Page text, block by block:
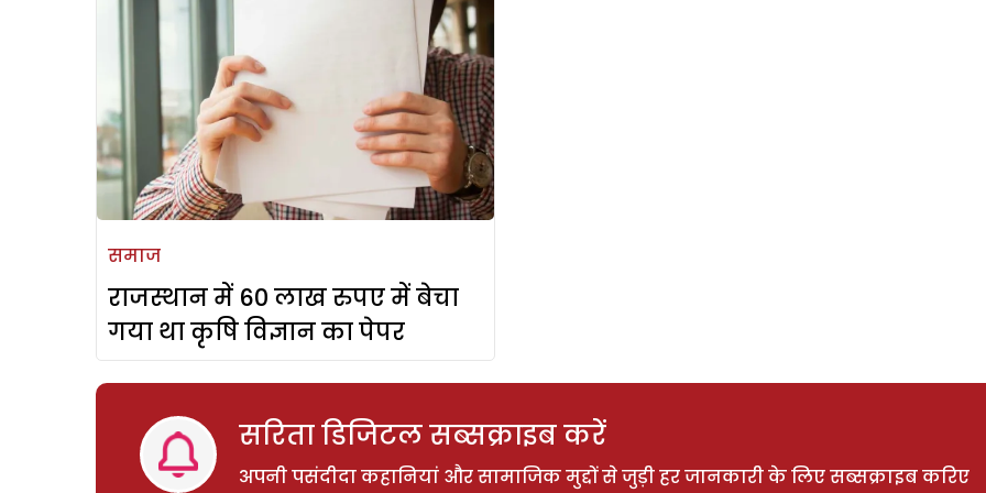
समाज
राजस्थान में 60 लाख रुपए में बेचा
गया था कृषि विज्ञान का पेपर
सरिता डिजिटल सब्सक्राइब करें
अपनी पसंदीदा कहानियां और सामाजिक मुद्दों से जुड़ी हर जानकारी के लिए सब्सक्राइब करिए